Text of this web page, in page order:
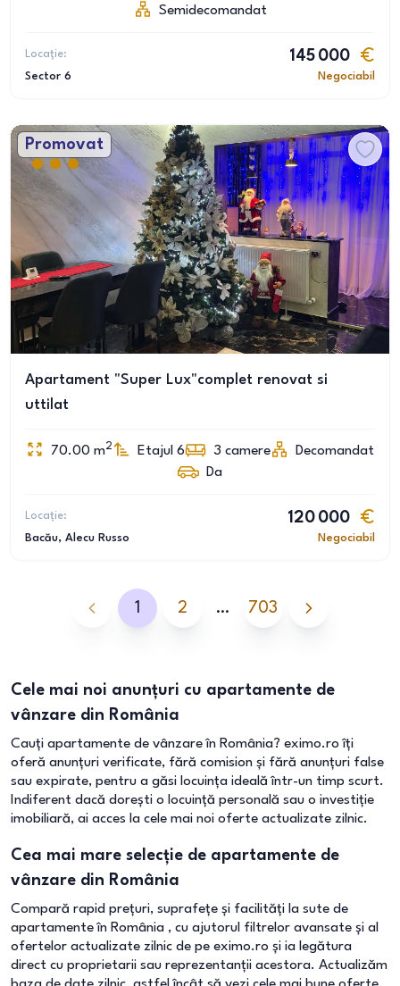
Semidecomandat
Locație:
Sector 6
145 000
Negociabil
Promovat
Apartament "Super Lux"complet renovat si
uttilat
70.00 m2 Etajul 6 3 camere
Decomandat
Da
Locație:
Bacău, Alecu Russo
120 000
Negociabil
1 2 … 703
Cele mai noi anunțuri cu apartamente de
vânzare din România
Cauți apartamente de vânzare în România? eximo.ro îți
oferă anunțuri verificate, fără comision și fără anunțuri false
sau expirate, pentru a găsi locuința ideală într-un timp scurt.
Indiferent dacă dorești o locuință personală sau o investiție
imobiliară, ai acces la cele mai noi oferte actualizate zilnic.
Cea mai mare selecție de apartamente de
vânzare din România
Compară rapid prețuri, suprafețe și facilități la sute de
apartamente în România , cu ajutorul filtrelor avansate și al
ofertelor actualizate zilnic de pe eximo.ro și ia legătura
direct cu proprietarii sau reprezentanții acestora. Actualizăm